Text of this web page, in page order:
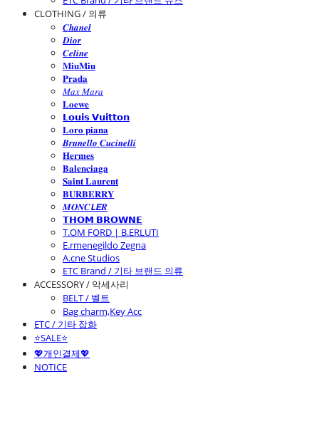
CLOTHING / 의류
𝑪𝒉𝒂𝒏𝒆𝒍
𝑫𝒊𝒐𝒓
𝑪𝒆𝒍𝒊𝒏𝒆
𝐌𝐢𝐮𝐌𝐢𝐮
𝐏𝐫𝐚𝐝𝐚
𝑀𝑎𝑥 𝑀𝑎𝑟𝑎
𝐋𝐨𝐞𝐰𝐞
𝗟𝗼𝘂𝗶𝘀 𝗩𝘂𝗶𝘁𝘁𝗼𝗻
𝐋𝐨𝐫𝐨 𝐩𝐢𝐚𝐧𝐚
𝑩𝒓𝒖𝒏𝒆𝒍𝒍𝒐 𝑪𝒖𝒄𝒊𝒏𝒆𝒍𝒍𝒊
𝐇𝐞𝐫𝐦𝐞𝐬
𝐁𝐚𝐥𝐞𝐧𝐜𝐢𝐚𝐠𝐚
𝐒𝐚𝐢𝐧𝐭 𝐋𝐚𝐮𝐫𝐞𝐧𝐭
𝐁𝐔𝐑𝐁𝐄𝐑𝐑𝐘
𝑴𝑶𝑵𝑪𝙇𝙀𝑹
𝗧𝗛𝗢𝗠 𝗕𝗥𝗢𝗪𝗡𝗘
T.OM FORD | B.ERLUTI
E.rmenegildo Zegna
A.cne Studios
ETC Brand / 기타 브랜드 의류
ACCESSORY / 악세사리
BELT / 벨트
Bag charm,Key Acc
ETC / 기타 잡화
⭐SALE⭐
💖개인결제💖
NOTICE